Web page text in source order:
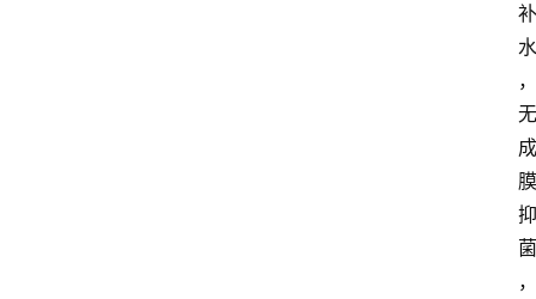
补
水
，
无
成
膜
抑
菌
，